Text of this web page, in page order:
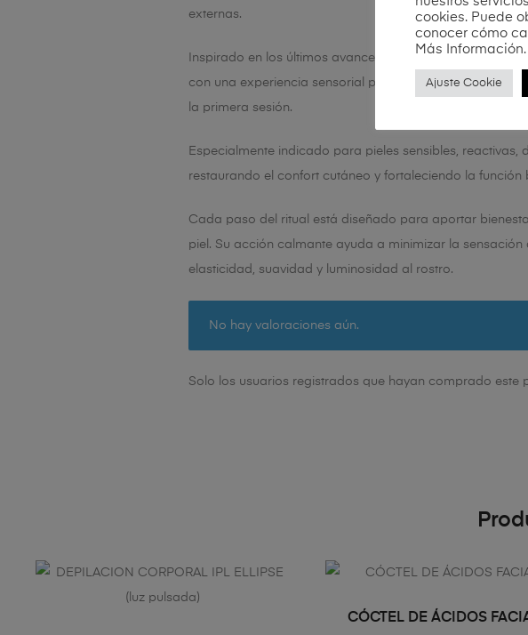
externas.
Inspirado en los últimos avances de la cosmética
con una experiencia sensorial profundamente relajante.
la primera sesión.
Especialmente indicado para pieles sensibles,
restaurando el confort cutáneo y fortaleciendo la
Cada paso del ritual está diseñado para aportar
piel. Su acción calmante ayuda a minimizar la
elasticidad, suavidad y luminosidad al rostro.
No hay valoraciones aún.
Solo los usuarios registrados que hayan comprado este
AÑADIR AL CARRITO
CÓCTEL DE ÁCIDOS
cookies. Puede
conocer cómo
Más Información.
Ajuste Cookie